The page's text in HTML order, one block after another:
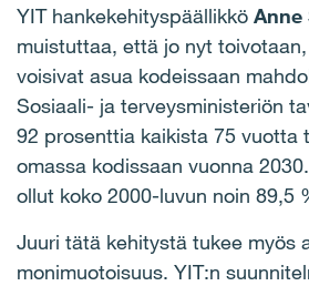
YIT hankekehityspäällikkö Anne
muistuttaa, että jo nyt
voisivat asua kodeissaan
Sosiaali- ja terveysministeriön
92 prosenttia kaikista 75 vuotta
omassa kodissaan vuonna
ollut koko 2000-luvun noin 89,5
Juuri tätä kehitystä tukee myös
monimuotoisuus. YIT:n